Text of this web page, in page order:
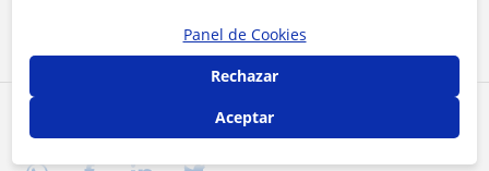
Comparte a este profesor
Panel de Cookies
Rechazar
Aceptar